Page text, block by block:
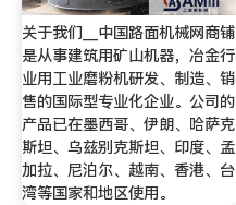
关于我们__中国路面机械网商铺
是从事建筑用矿山机器，冶金行
业用工业磨粉机研发、制造、销
售的国际型专业化企业。公司的
产品已在墨西哥、伊朗、哈萨克
斯坦、乌兹别克斯坦、印度、孟
加拉、尼泊尔、越南、香港、台
湾等国家和地区使用。